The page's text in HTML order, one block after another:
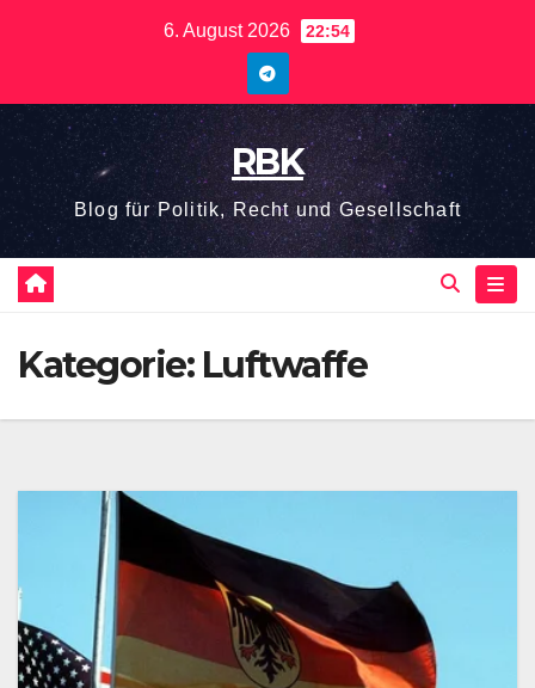
6. August 2026 22:54
RBK
Blog für Politik, Recht und Gesellschaft
Kategorie: Luftwaffe